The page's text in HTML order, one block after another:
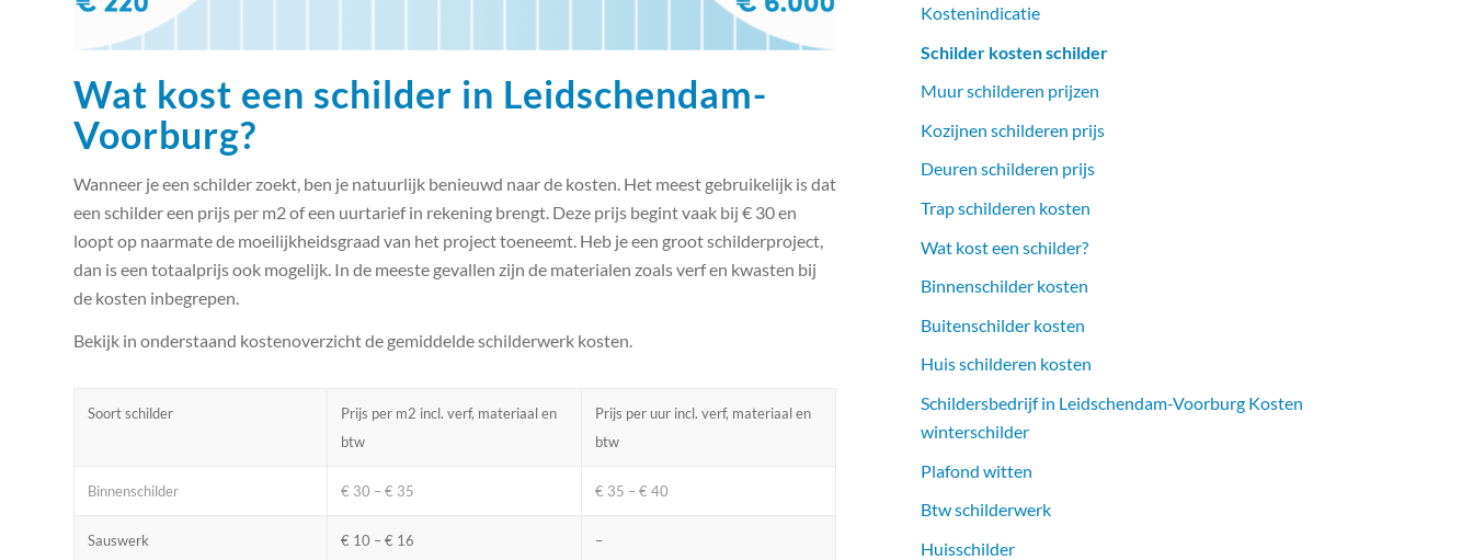
Wat kost een schilder in Leidschendam-
Voorburg?
Wanneer je een schilder zoekt, ben je natuurlijk benieuwd naar de kosten. Het meest gebruikelijk is dat
een schilder een prijs per m2 of een uurtarief in rekening brengt. Deze prijs begint vaak bij € 30 en
loopt op naarmate de moeilijkheidsgraad van het project toeneemt. Heb je een groot schilderproject,
dan is een totaalprijs ook mogelijk. In de meeste gevallen zijn de materialen zoals verf en kwasten bij
de kosten inbegrepen.
Bekijk in onderstaand kostenoverzicht de gemiddelde schilderwerk kosten.
Soort schilder
Prijs per m2 incl. verf, materiaal en
btw
Prijs per uur incl. verf, materiaal en
btw
Binnenschilder € 30 – € 35 € 35 – € 40
Sauswerk € 10 – € 16 –
Kostenindicatie
Schilder kosten schilder
Muur schilderen prijzen
Kozijnen schilderen prijs
Deuren schilderen prijs
Trap schilderen kosten
Wat kost een schilder?
Binnenschilder kosten
Buitenschilder kosten
Huis schilderen kosten
Schildersbedrijf in Leidschendam-Voorburg Kosten
winterschilder
Plafond witten
Btw schilderwerk
Huisschilder